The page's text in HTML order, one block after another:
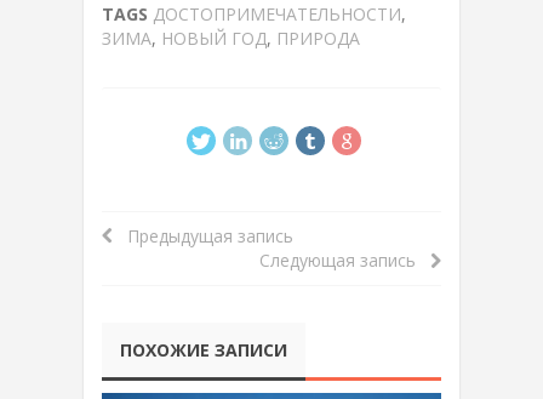
TAGS ДОСТОПРИМЕЧАТЕЛЬНОСТИ,
ЗИМА, НОВЫЙ ГОД, ПРИРОДА
Предыдущая запись
Следующая запись
ПОХОЖИЕ ЗАПИСИ